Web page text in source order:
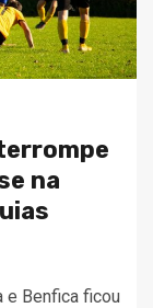
na
e Benfica ficou